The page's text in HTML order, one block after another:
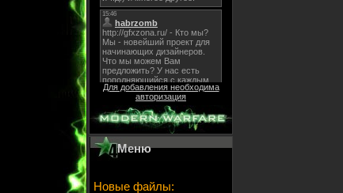
Для добавления необходима
авторизация
Меню
Новые файлы: